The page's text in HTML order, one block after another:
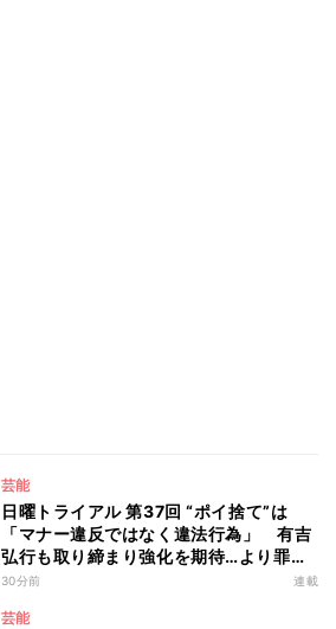
芸能
日曜トライアル 第37回 “ポイ捨て”は
「マナー違反ではなく違法行為」 有吉
弘行も取り締まり強化を期待…より罪が
重くなる“ポイ捨て”とは 大垣優希弁護
30分前 連載
芸能